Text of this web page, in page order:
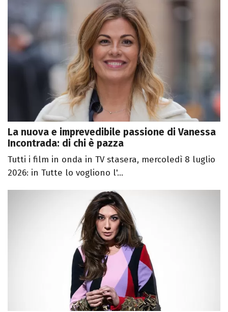
La nuova e imprevedibile passione di Vanessa
Incontrada: di chi è pazza
Tutti i film in onda in TV stasera, mercoledì 8 luglio
2026: in Tutte lo vogliono l'...